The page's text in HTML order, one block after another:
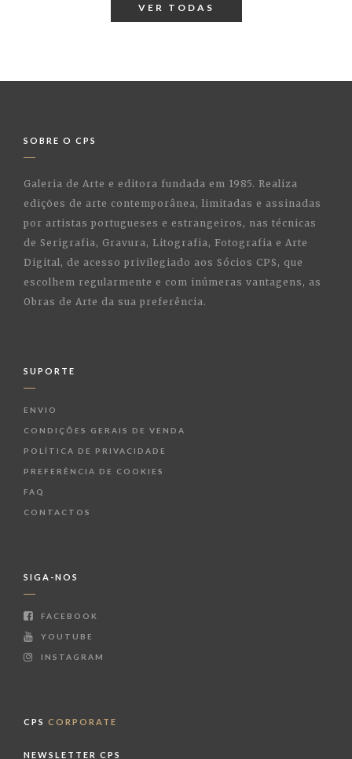
VER TODAS
SOBRE O CPS
Galeria de Arte e editora fundada em 1985. Realiza
edições de arte contemporânea, limitadas e assinadas
por artistas portugueses e estrangeiros, nas técnicas
de Serigrafia, Gravura, Litografia, Fotografia e Arte
Digital, de acesso privilegiado aos Sócios CPS, que
escolhem regularmente e com inúmeras vantagens, as
Obras de Arte da sua preferência.
SUPORTE
ENVIO
CONDIÇÕES GERAIS DE VENDA
POLÍTICA DE PRIVACIDADE
PREFERÊNCIA DE COOKIES
FAQ
CONTACTOS
SIGA-NOS
FACEBOOK
YOUTUBE
INSTAGRAM
CPS CORPORATE
NEWSLETTER CPS